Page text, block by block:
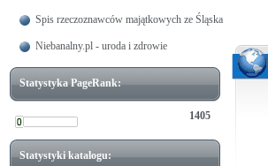
Spis rzeczoznawców majątkowych ze Śląska
Niebanalny.pl - uroda i zdrowie
Statystyka PageRank:
1405
Statystyki katalogu: